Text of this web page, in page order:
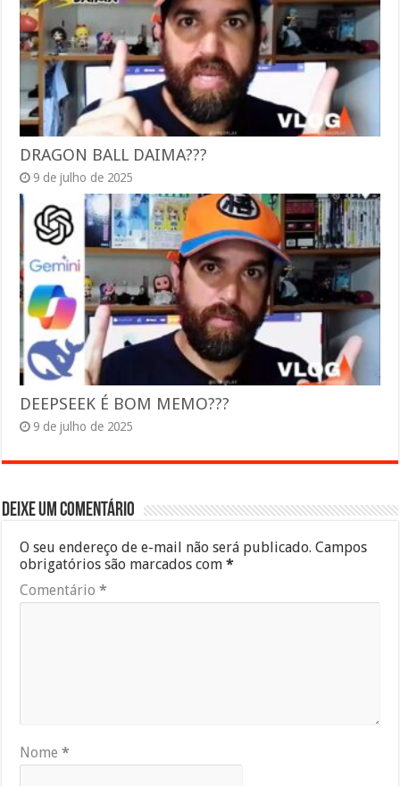
DRAGON BALL DAIMA???
9 de julho de 2025
DEEPSEEK É BOM MEMO???
9 de julho de 2025
Deixe um comentário
O seu endereço de e-mail não será publicado. Campos
obrigatórios são marcados com*
Comentário*
Nome*